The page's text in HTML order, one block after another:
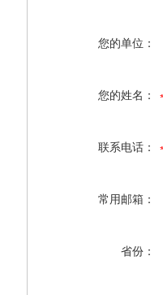
您的单位：
您的姓名：
联系电话：
常用邮箱：
省份：